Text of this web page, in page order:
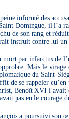
informé des
Domingue, il l’a
de son rang et
instruit contre lui un
mort par infarctus de
Mais le virage
du Saint-
de se rappeler
Benoît XVI l’avait
pas eu le courage
a poursuivi son